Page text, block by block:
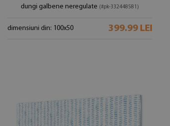
dungi galbene neregulate (#pk-332448581)
dimensiuni din: 100x50 399.99 LEI